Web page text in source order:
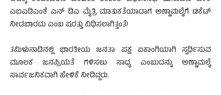
ಎಐಎಡಿಎಂಕೆ ಎನ್ ಡಿಎ ಮೈತ್ರಿ ಮಾತುಕತೆಯಾದಾಗ ಅಣ್ಣಾಮಲೈಗೆ ಟಿಕೆಟ್
ನೀಡಬಾರದು ಎಂಬ ಷರತ್ತು ವಿಧಿಸಲಾಗಿತ್ತಂತೆ!
ತಮಿಳುನಾಡಿನಲ್ಲಿ ಭಾರತೀಯ ಜನತಾ ಪಕ್ಷ ಏಕಾಂಗಿಯಾಗಿ ಸ್ಪರ್ಧಿಸುವ
ಮೂಲಕ ಜನಪ್ರಿಯತೆ ಗಳಿಸಲು ಸಾಧ್ಯ ಎಂಬುದನ್ನು ಅಣ್ಣಾಮಲೈ
ಸಾರ್ವಜನಿಕವಾಗಿ ಹೇಳಿಕೆ ನೀಡಿದ್ದರು.